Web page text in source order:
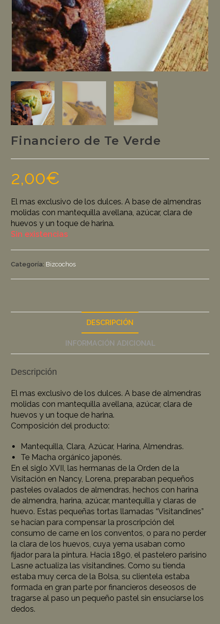
Financiero de Te Verde
2,00€
El mas exclusivo de los dulces. A base de almendras
molidas con mantequilla avellana, azúcar, clara de
huevos y un toque de harina.
Sin existencias
Categoría: Bizcochos
DESCRIPCIÓN
INFORMACIÓN ADICIONAL
Descripción
El mas exclusivo de los dulces. A base de almendras
molidas con mantequilla avellana, azúcar, clara de
huevos y un toque de harina.
Composición del producto:
Mantequilla, Clara, Azúcar, Harina, Almendras.
Te Macha orgánico japonés.
En el siglo XVII, las hermanas de la Orden de la
Visitación en Nancy, Lorena, preparaban pequeños
pasteles ovalados de almendras, hechos con harina
de almendra, harina, azúcar, mantequilla y claras de
huevo. Estas pequeñas tortas llamadas “Visitandines”
se hacían para compensar la proscripción del
consumo de carne en los conventos, o para no perder
la clara de los huevos, cuya yema usaban como
fijador para la pintura. Hacia 1890, el pastelero parisino
Lasne actualiza las visitandines. Como su tienda
estaba muy cerca de la Bolsa, su clientela estaba
formada en gran parte por financieros deseosos de
tragarse al paso un pequeño pastel sin ensuciarse los
dedos.